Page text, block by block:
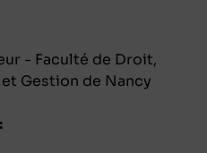
- Faculté de Droit,
Gestion de Nancy